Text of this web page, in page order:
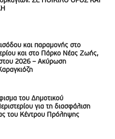
και παραμονής στο
και στο Πάρκο Νέας Ζωής,
2026 – Ακύρωση
του Δημοτικού
για τη διασφάλιση
του Κέντρου Πρόληψης